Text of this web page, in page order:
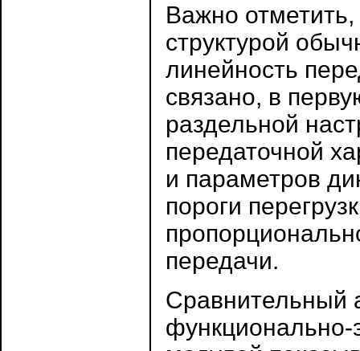
Важно
структурой
линейность
связано, в
раздельной
передаточной
и параметров
пороги
передачи.
Сравнительный
функционально-